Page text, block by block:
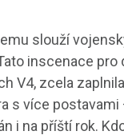
slouží
inscenace
V4, zcela
s více
i na příští rok.